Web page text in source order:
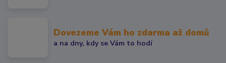
Dovezeme Vám ho zdarma až domů
a na dny, kdy se Vám to hodí